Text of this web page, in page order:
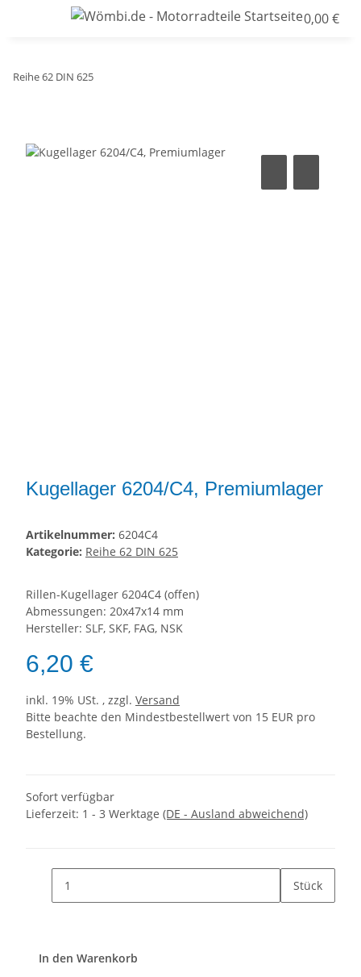
0,00 €
Reihe 62 DIN 625
Kugellager 6204/C4, Premiumlager
Artikelnummer: 6204C4
Kategorie: Reihe 62 DIN 625
Rillen-Kugellager 6204C4 (offen)
Abmessungen: 20x47x14 mm
Hersteller: SLF, SKF, FAG, NSK
6,20 €
inkl. 19% USt. , zzgl. Versand
Bitte beachte den Mindestbestellwert von 15 EUR pro
Bestellung.
Sofort verfügbar
Lieferzeit: 1 - 3 Werktage (DE - Ausland abweichend)
Stück
In den Warenkorb